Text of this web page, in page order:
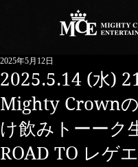
2025.5.14 (水)
Mighty Crown
け飲みトーーク
ROAD TO レゲ
2025年5月12日